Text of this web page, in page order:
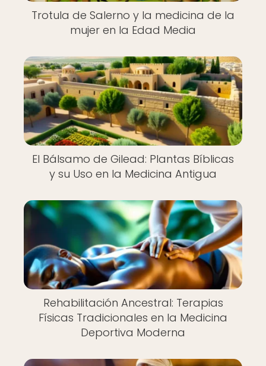
Trotula de Salerno y la medicina de la
mujer en la Edad Media
El Bálsamo de Gilead: Plantas Bíblicas
y su Uso en la Medicina Antigua
Rehabilitación Ancestral: Terapias
Físicas Tradicionales en la Medicina
Deportiva Moderna